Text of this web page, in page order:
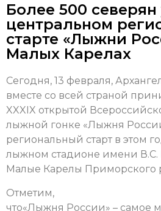
Более 500 северян
центральном
старте «Лыжни
Малых Карелах
Сегодня, 13 февраля,
вместе со всей страной
XXXIX открытой
лыжной гонке «Лыжня
региональный старт в этом
лыжном стадионе имени В.С.
Малые Карелы Приморского
Отметим,
что«Лыжня России» – самое